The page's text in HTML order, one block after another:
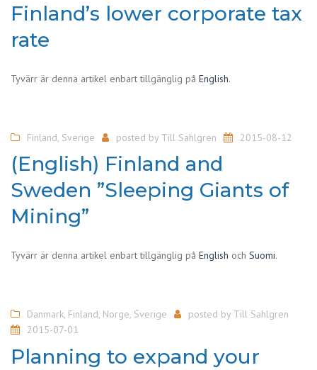
Finland’s lower corporate tax
rate
Tyvärr är denna artikel enbart tillgänglig på English.
Finland Sverige posted by Till Sahlgren 2015-08-12
(English) Finland and
Sweden ”Sleeping Giants of
Mining”
Tyvärr är denna artikel enbart tillgänglig på English och Suomi.
Danmark, Finland, Norge, Sverige posted by Till Sahlgren
2015-07-01
Planning to expand your